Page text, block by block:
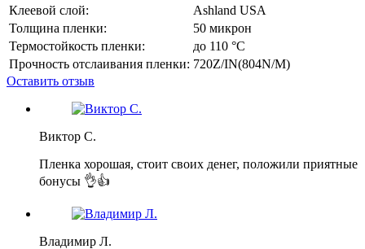
Клеевой слой:
Ashland USA
Толщина пленки:
50 микрон
Термостойкость пленки:
до 110 °C
Прочность отслаивания пленки: 720Z/IN(804N/M)
Оставить отзыв
Виктор С.
Пленка хорошая, стоит своих денег, положили приятные
бонусы 👌👍
Владимир Л.